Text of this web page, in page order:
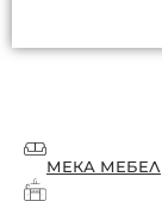
МЕКА МЕБЕЛ